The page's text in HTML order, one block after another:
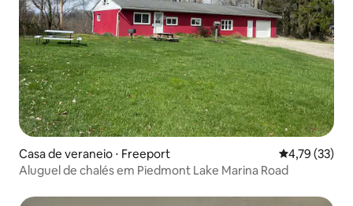
Casa de veraneio ⋅ Freeport 4,79 de uma
4,79 (33)
Aluguel de chalés em Piedmont Lake Marina Road